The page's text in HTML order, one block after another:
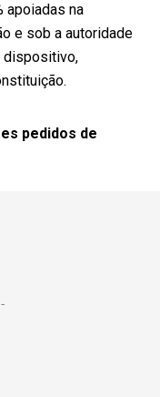
apoiadas na
e sob a autoridade
dispositivo,
pedidos de